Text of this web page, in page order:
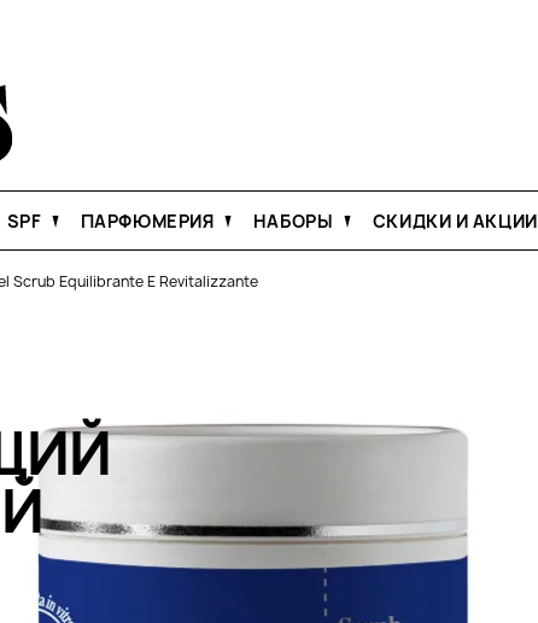
SPF ПАРФЮМЕРИЯ НАБОРЫ СКИДКИ И АКЦИИ
Scrub Equilibrante E Revitalizzante